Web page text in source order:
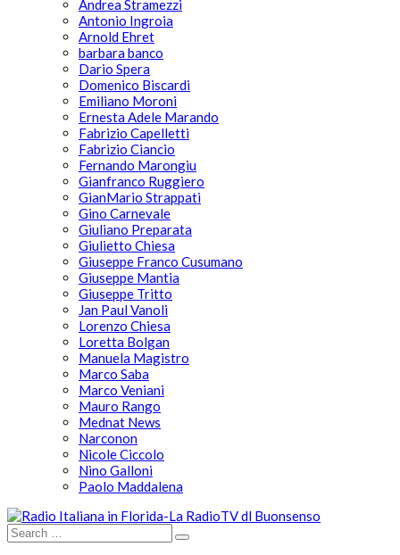
Andrea Stramezzi
Antonio Ingroia
Arnold Ehret
barbara banco
Dario Spera
Domenico Biscardi
Emiliano Moroni
Ernesta Adele Marando
Fabrizio Capelletti
Fabrizio Ciancio
Fernando Marongiu
Gianfranco Ruggiero
GianMario Strappati
Gino Carnevale
Giuliano Preparata
Giulietto Chiesa
Giuseppe Franco Cusumano
Giuseppe Mantia
Giuseppe Tritto
Jan Paul Vanoli
Lorenzo Chiesa
Loretta Bolgan
Manuela Magistro
Marco Saba
Marco Veniani
Mauro Rango
Mednat News
Narconon
Nicole Ciccolo
Nino Galloni
Paolo Maddalena